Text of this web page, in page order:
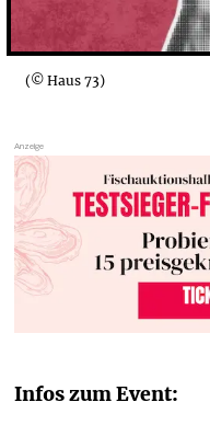
(© Haus 73)
Infos zum Event: